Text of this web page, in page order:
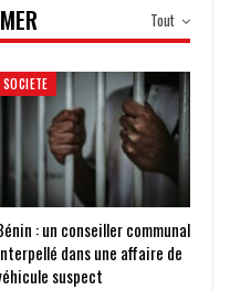
Tout
SOCIETE
: un conseiller communal
dans une affaire de
suspect